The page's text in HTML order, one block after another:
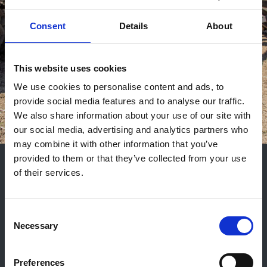
Consent Details About
This website uses cookies
We use cookies to personalise content and ads, to
provide social media features and to analyse our traffic.
We also share information about your use of our site with
our social media, advertising and analytics partners who
may combine it with other information that you’ve
provided to them or that they’ve collected from your use
of their services.
Selection
Necessary
Preferences
csoroszlyanyomás
kényelmesen állítható a traktor hidraulikája